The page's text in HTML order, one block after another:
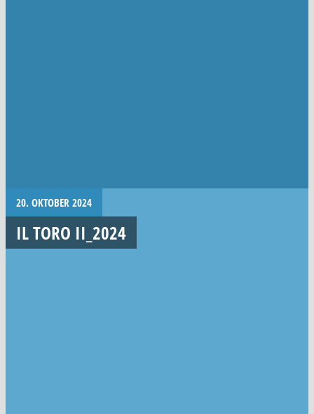
20. OKTOBER 2024
IL TORO II_2024